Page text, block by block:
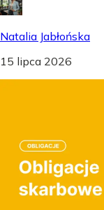
Natalia Jabłońska
15 lipca 2026